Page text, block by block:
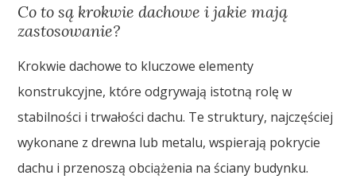
Co to są krokwie dachowe i jakie mają
zastosowanie?
Krokwie dachowe to kluczowe elementy
konstrukcyjne, które odgrywają istotną rolę w
stabilności i trwałości dachu. Te struktury, najczęściej
wykonane z drewna lub metalu, wspierają pokrycie
dachu i przenoszą obciążenia na ściany budynku.